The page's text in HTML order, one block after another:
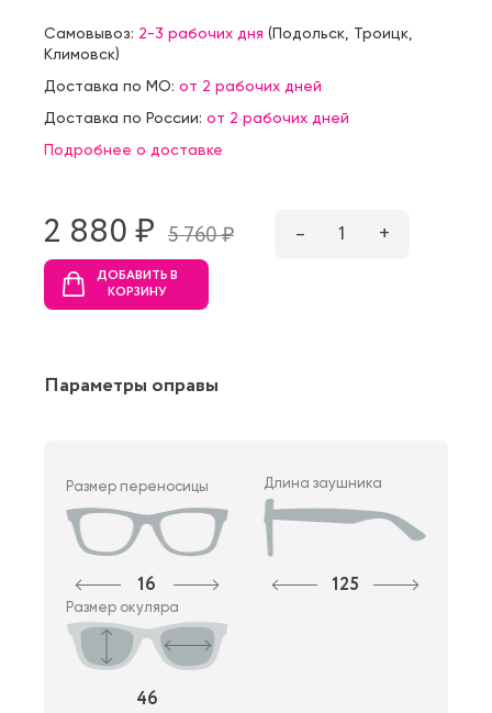
Самовывоз: 2-3 рабочих дня (Подольск Троицк
Климовск)
Доставка по МО: от 2 рабочих дней
Доставка по России: от 2 рабочих дней
Подробнее о доставке
2 880 ₷ 5 760 ₷ – 1 +
ДОБАВИТЬ В
КОРЗИНУ
Параметры оправы
Размер переносицы
16
Длина заушника
125
Размер окуляра
46